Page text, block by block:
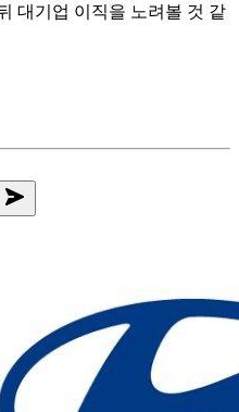
대기업 이직을 노려볼 것 같